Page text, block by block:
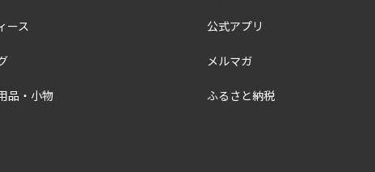
ース
品・小物
公式アプリ
メルマガ
ふるさと納税